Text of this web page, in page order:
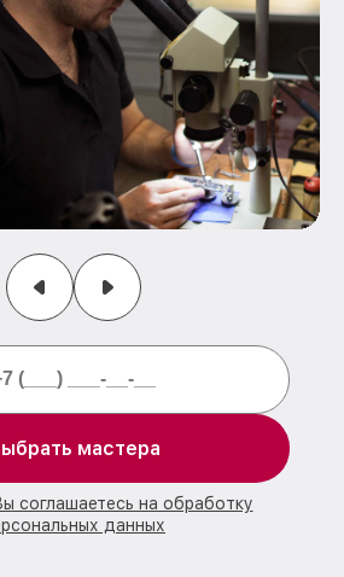
мастера
соглашаетесь на обработку
данных